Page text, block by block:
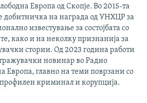
Европа од Скопје. Во 2015-та
добитничка на награда од УНХЦР за
известување за состојбата со
како и на неколку признанија за
стории. Од 2023 година работи
новинар во Радио
Европа, главно на теми поврзани со
криминал и корупција.